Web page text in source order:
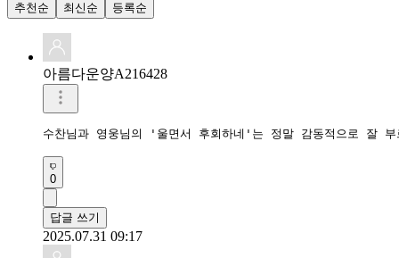
추천순
최신순 등록순
아름다운양A216428
수찬님과 영웅님의 '울면서 후회하네'는 정말 감동적으로 잘
0
답글 쓰기
2025.07.31 09:17